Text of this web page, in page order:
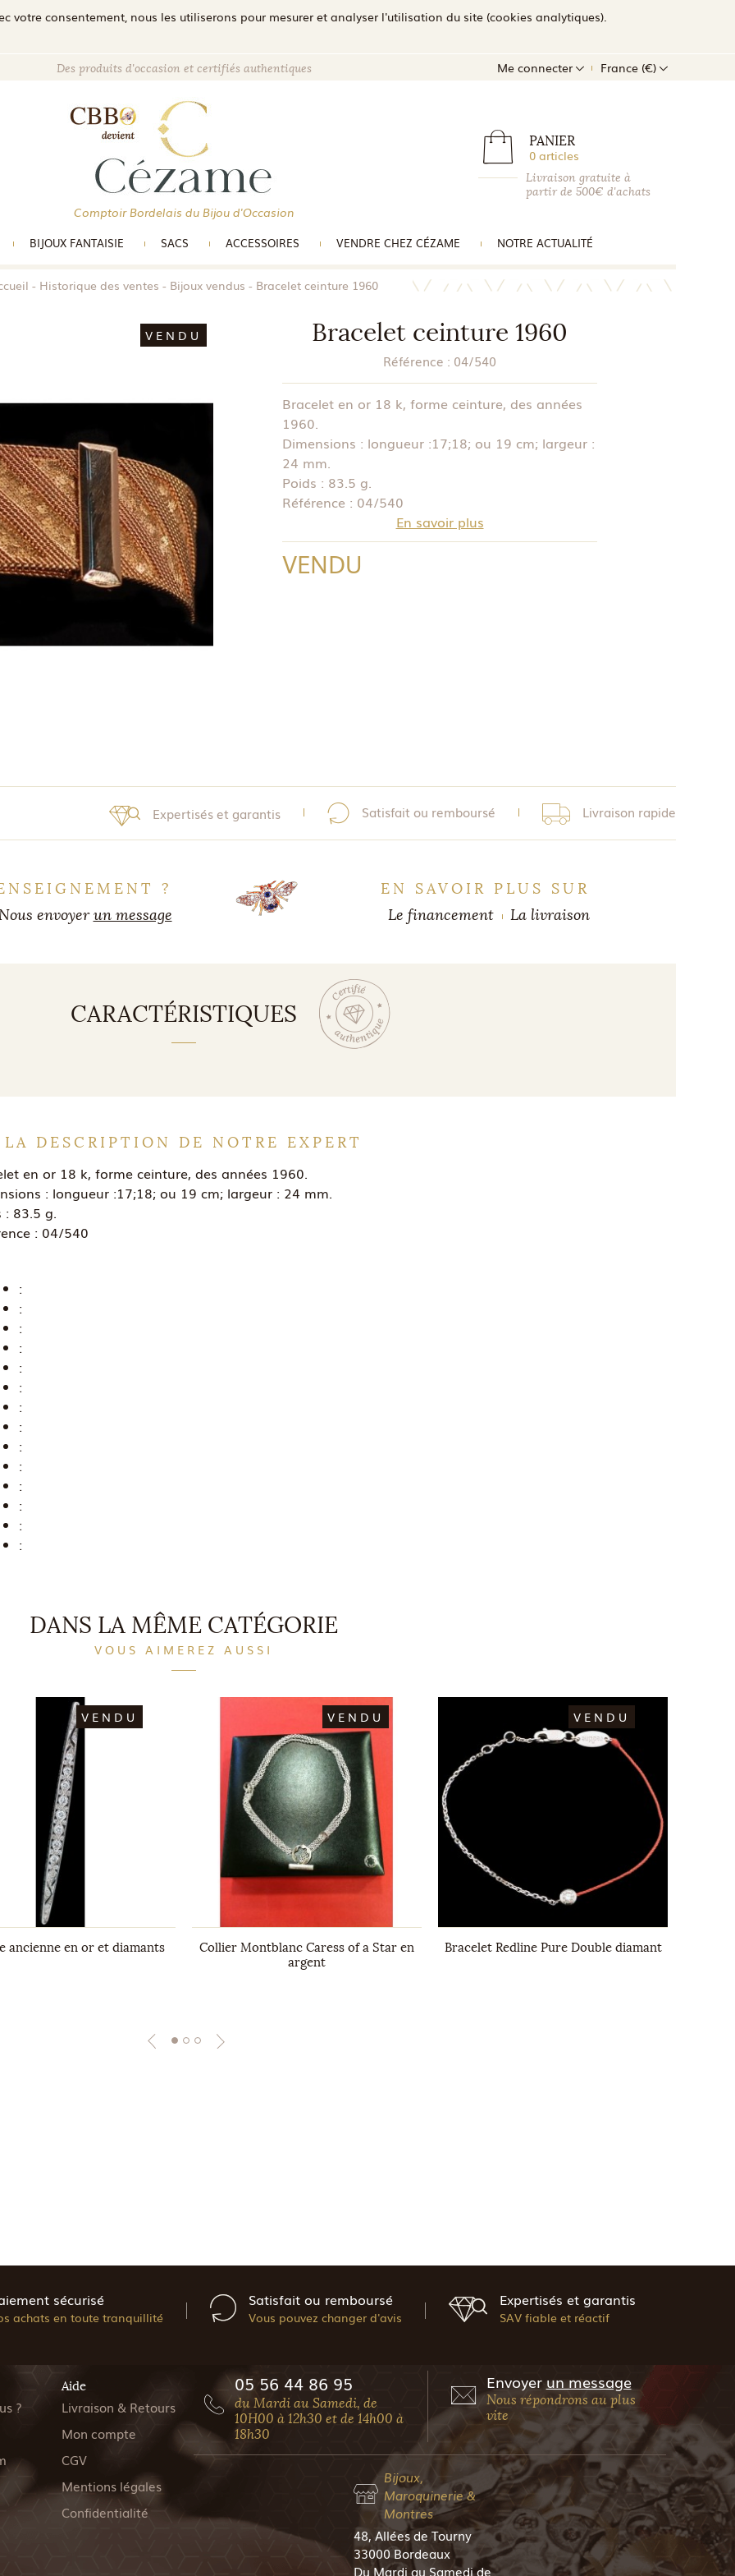
votre consentement, nous les utiliserons pour mesurer et analyser l'utilisation du site (cookies analytiques).
Des produits d'occasion et certifiés authentiques Me connecter France (€)
PANIER
0 articles
Livraison gratuite à
partir de 500€ d'achats
Comptoir Bordelais du Bijou d'Occasion
BIJOUX FANTAISIE SACS ACCESSOIRES VENDRE CHEZ CÉZAME NOTRE ACTUALITÉ
Historique des ventes Bijoux vendus Bracelet ceinture 1960
VENDU Bracelet ceinture 1960
Référence : 04/540
Bracelet en or 18 k, forme ceinture, des années
1960.
Dimensions : longueur :17;18; ou 19 cm; largeur :
24 mm.
Poids : 83.5 g.
Référence : 04/540
En savoir plus
VENDU
Expertisés et garantis Satisfait ou remboursé Livraison rapide
?
envoyerun message
EN SAVOIR PLUS SUR
Le financement
La livraison
CARACTÉRISTIQUES
LA DESCRIPTION DE NOTRE EXPERT
en or 18 k, forme ceinture, des années 1960.
: longueur :17;18; ou 19 cm; largeur : 24 mm.
: 83.5 g.
: 04/540
:
:
:
:
:
:
:
:
:
:
:
:
:
:
DANS LA MÊME CATÉGORIE
VOUS AIMEREZ AUSSI
VENDU
ancienne en or et diamants
VENDU
Collier Montblanc Caress of a Star en
argent
VENDU
Bracelet Redline Pure Double diamant
sécurisé
achats en toute tranquillité
Satisfait ou remboursé
Vous pouvez changer d'avis
Expertisés et garantis
SAV fiable et réactif
?
Aide
Livraison & Retours
Mon compte
CGV
Mentions légales
Confidentialité
05 56 44 86 95
du Mardi au Samedi, de
10H00 à 12h30 et de 14h00 à
18h30
Envoyer un message
Nous répondrons au plus
vite
Bijoux,
Maroquinerie &
Montres
48, Allées de Tourny
33000 Bordeaux
Du Mardi au Samedi de